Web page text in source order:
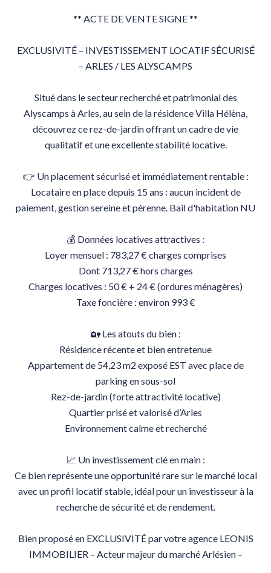
** ACTE DE VENTE SIGNE **
EXCLUSIVITÉ – INVESTISSEMENT LOCATIF SÉCURISÉ
– ARLES / LES ALYSCAMPS
Situé dans le secteur recherché et patrimonial des
Alyscamps à Arles, au sein de la résidence Villa Hélèna,
découvrez ce rez-de-jardin offrant un cadre de vie
qualitatif et une excellente stabilité locative.
👉 Un placement sécurisé et immédiatement rentable :
Locataire en place depuis 15 ans : aucun incident de
paiement, gestion sereine et pérenne. Bail d'habitation NU
💰 Données locatives attractives :
Loyer mensuel : 783,27 € charges comprises
Dont 713,27 € hors charges
Charges locatives : 50 € + 24 € (ordures ménagères)
Taxe foncière : environ 993 €
🏡 Les atouts du bien :
Résidence récente et bien entretenue
Appartement de 54,23 m2 exposé EST avec place de
parking en sous-sol
Rez-de-jardin (forte attractivité locative)
Quartier prisé et valorisé d’Arles
Environnement calme et recherché
📈 Un investissement clé en main :
Ce bien représente une opportunité rare sur le marché local
avec un profil locatif stable, idéal pour un investisseur à la
recherche de sécurité et de rendement.
Bien proposé en EXCLUSIVITÉ par votre agence LEONIS
IMMOBILIER – Acteur majeur du marché Arlésien –